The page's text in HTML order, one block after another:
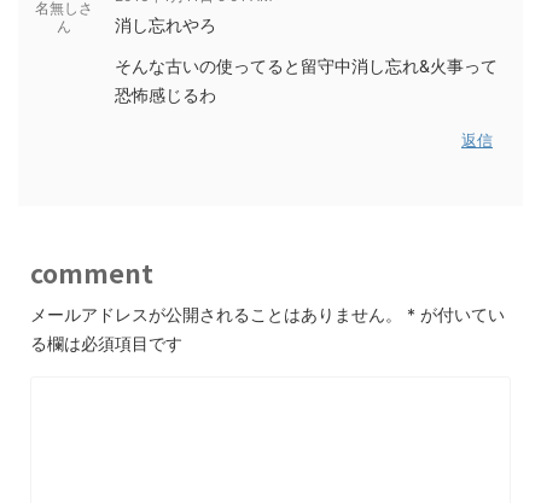
名無しさ
ん
消し忘れやろ
そんな古いの使ってると留守中消し忘れ&火事って
恐怖感じるわ
返信
comment
メールアドレスが公開されることはありません。 * が付いてい
る欄は必須項目です